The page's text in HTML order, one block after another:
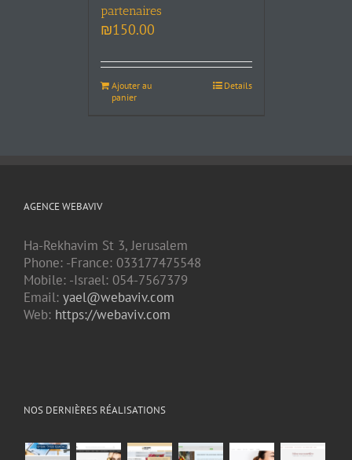
partenaires
₪150.00
Ajouter au
panier
Details
AGENCE WEBAVIV
Ha-Rekhavim St 3, Jerusalem
Phone: -France: 033177475548
Mobile: -Israel: 054-7567379
Email: yael@webaviv.com
Web: https://webaviv.com
NOS DERNIÈRES RÉALISATIONS